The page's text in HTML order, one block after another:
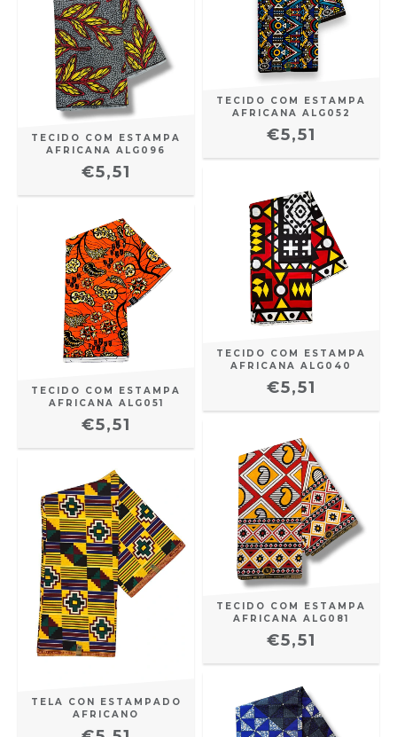
TECIDO COM ESTAMPA
AFRICANA ALG096
€5,51
TECIDO COM ESTAMPA
AFRICANA ALG052
€5,51
TECIDO COM ESTAMPA
AFRICANA ALG051
€5,51
TECIDO COM ESTAMPA
AFRICANA ALG040
€5,51
TELA CON ESTAMPADO
AFRICANO
TECIDO COM ESTAMPA
AFRICANA ALG081
€5,51